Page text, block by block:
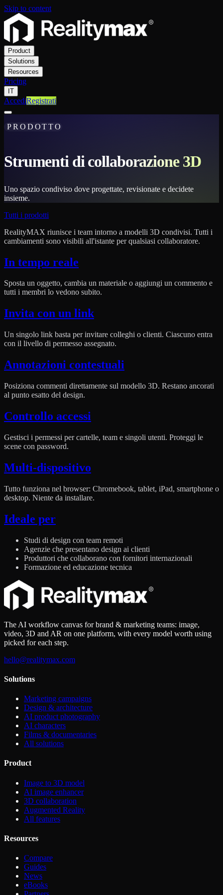
Skip to content
Product
Solutions
Resources
Pricing
IT
AccediRegistrati
PRODOTTO
Strumenti di collaborazione 3D
Uno spazio condiviso dove progettate, revisionate e decidete
insieme.
Tutti i prodotti
RealityMAX riunisce i team intorno a modelli 3D condivisi. Tutti i
cambiamenti sono visibili all'istante per qualsiasi collaboratore.
In tempo reale
Sposta un oggetto, cambia un materiale o aggiungi un commento e
tutti i membri lo vedono subito.
Invita con un link
Un singolo link basta per invitare colleghi o clienti. Ciascuno entra
con il livello di permesso assegnato.
Annotazioni contestuali
Posiziona commenti direttamente sul modello 3D. Restano ancorati
al punto esatto del design.
Controllo accessi
Gestisci i permessi per cartelle, team e singoli utenti. Proteggi le
scene con password.
Multi-dispositivo
Tutto funziona nel browser: Chromebook, tablet, iPad, smartphone o
desktop. Niente da installare.
Ideale per
Studi di design con team remoti
Agenzie che presentano design ai clienti
Produttori che collaborano con fornitori internazionali
Formazione ed educazione tecnica
The AI workflow canvas for brand & marketing teams: image,
video, 3D and AR on one platform, with every model worth using
picked for each step.
hello@realitymax.com
Solutions
Marketing campaigns
Design & architecture
AI product photography
AI characters
Films & documentaries
All solutions
Product
Image to 3D model
AI image enhancer
3D collaboration
Augmented Reality
All features
Resources
Compare
Guides
News
eBooks